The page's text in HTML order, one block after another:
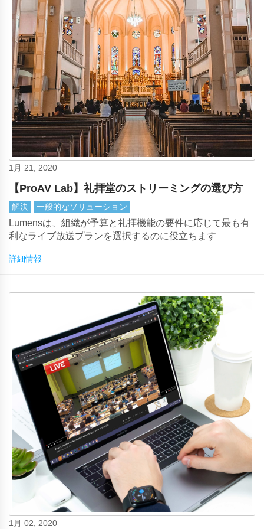
1月 21, 2020
【ProAV Lab】礼拝堂のストリーミングの選び方
解決 一般的なソリューション
Lumensは、組織が予算と礼拝機能の要件に応じて最も有
利なライブ放送プランを選択するのに役立ちます
詳細情報
1月 02, 2020